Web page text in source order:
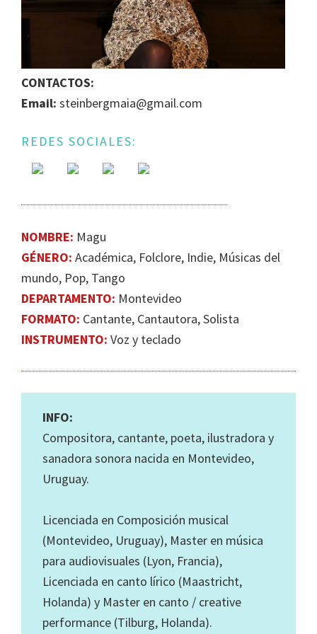
IGUALDAD
DE
EN
LA
ESCENA
URUGUAYA
CONTACTOS:
Email: steinbergmaia@gmail.com
REDES SOCIALES:
NOMBRE: Magu
GÉNERO: Académica, Folclore, Indie​, Músicas del
mundo, Pop, Tango
DEPARTAMENTO: Montevideo
FORMATO: Cantante, Cantautora, Solista
INSTRUMENTO: Voz y teclado
INFO:
Compositora, cantante, poeta, ilustradora y
sanadora sonora nacida en Montevideo,
Uruguay.
Licenciada en Composición musical
(Montevideo, Uruguay), Master en música
para audiovisuales (Lyon, Francia),
Licenciada en canto lírico (Maastricht,
Holanda) y Master en canto / creative
performance (Tilburg, Holanda).